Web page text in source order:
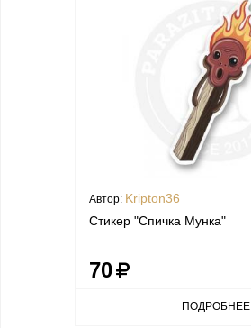
Автор: Kripton36
Стикер "Спичка Мунка"
70
ПОДРОБНЕЕ